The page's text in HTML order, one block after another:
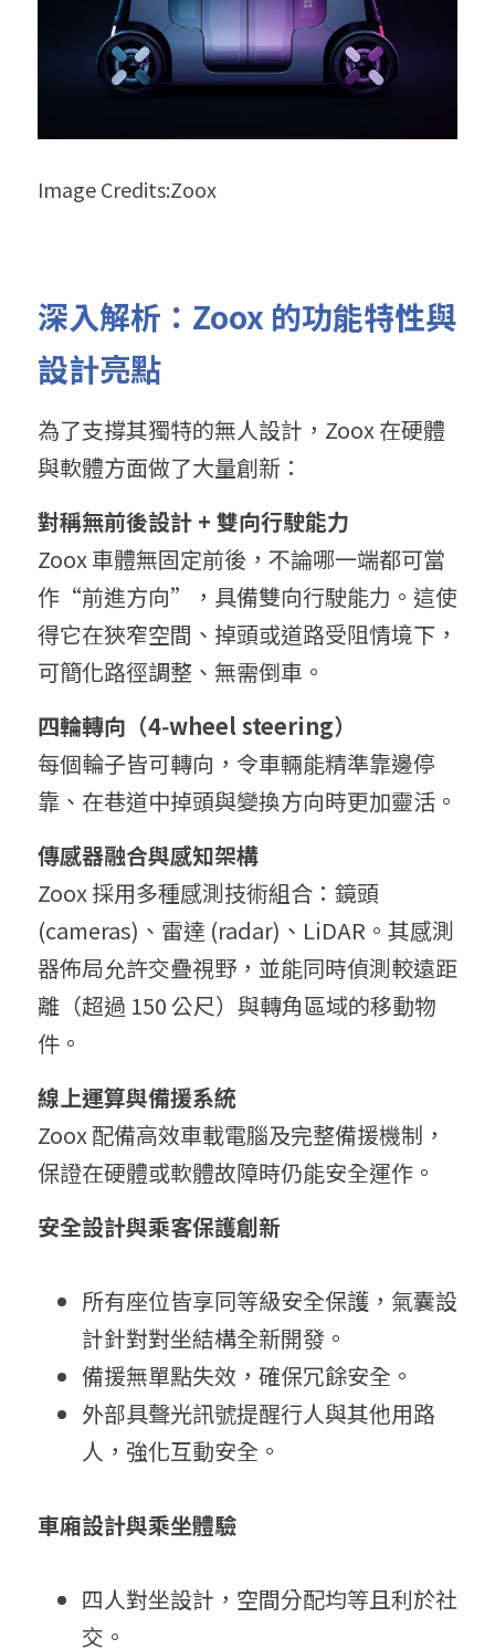
Image Credits:Zoox
深入解析：Zoox 的功能特性與
設計亮點
為了支撐其獨特的無人設計，Zoox 在硬體
與軟體方面做了大量創新：
對稱無前後設計 + 雙向行駛能力
Zoox 車體無固定前後，不論哪一端都可當
作“前進方向”，具備雙向行駛能力。這使
得它在狹窄空間、掉頭或道路受阻情境下，
可簡化路徑調整、無需倒車。
四輪轉向（4‑wheel steering）
每個輪子皆可轉向，令車輛能精準靠邊停
靠、在巷道中掉頭與變換方向時更加靈活。
傳感器融合與感知架構
Zoox 採用多種感測技術組合：鏡頭
(cameras)、雷達 (radar)、LiDAR。其感測
器佈局允許交疊視野，並能同時偵測較遠距
離（超過 150 公尺）與轉角區域的移動物
件。
線上運算與備援系統
Zoox 配備高效車載電腦及完整備援機制，
保證在硬體或軟體故障時仍能安全運作。
安全設計與乘客保護創新
所有座位皆享同等級安全保護，氣囊設
計針對對坐結構全新開發。
備援無單點失效，確保冗餘安全。
外部具聲光訊號提醒行人與其他用路
人，強化互動安全。
車廂設計與乘坐體驗
四人對坐設計，空間分配均等且利於社
交。